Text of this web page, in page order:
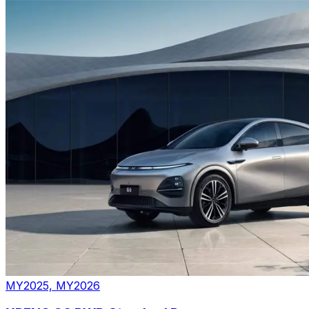
MY2025, MY2026